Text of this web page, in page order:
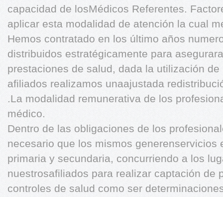
capacidad de losMédicos Referentes.
aplicar esta modalidad de atención la cual
Hemos contratado en los último años
distribuidos estratégicamente para
prestaciones de salud, dada la utilización
afiliados realizamos unaajustada
.La modalidad remunerativa de los
médico.
Dentro de las obligaciones de los
necesario que los mismos generenservicios
primaria y secundaria, concurriendo a los
nuestrosafiliados para realizar captación de
controles de salud como ser